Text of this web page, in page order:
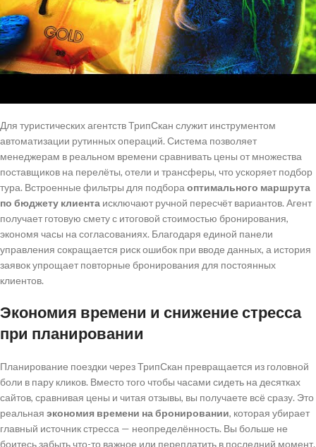
Для туристических агентств ТрипСкан служит инструментом
автоматизации рутинных операций. Система позволяет
менеджерам в реальном времени сравнивать цены от множества
поставщиков на перелёты, отели и трансферы, что ускоряет подбор
тура. Встроенные фильтры для подбора оптимального маршрута
по бюджету клиента исключают ручной пересчёт вариантов. Агент
получает готовую смету с итоговой стоимостью бронирования,
экономя часы на согласованиях. Благодаря единой панели
управления сокращается риск ошибок при вводе данных, а история
заявок упрощает повторные бронирования для постоянных
клиентов.
Экономия времени и снижение стресса
при планировании
Планирование поездки через ТрипСкан превращается из головной
боли в пару кликов. Вместо того чтобы часами сидеть на десятках
сайтов, сравнивая цены и читая отзывы, вы получаете всё сразу. Это
реальная экономия времени на бронировании, которая убирает
главный источник стресса — неопределённость. Вы больше не
боитесь забыть что-то важное или переплатить в последний момент.